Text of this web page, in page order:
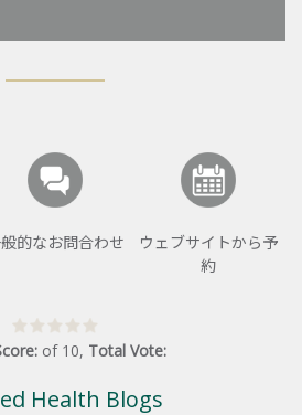
的なお問合わせ
ウェブサイトから予
約
of 10, Total Vote:
Health Blogs